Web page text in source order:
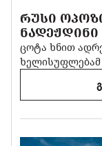
ᲠᲣᲡᲘ
ᲜᲐᲓᲔᲟᲓᲘᲜᲘ
ცოტა ხნით
ხელისუფლებამ